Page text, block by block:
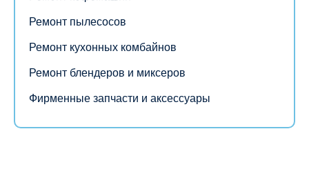
Ремонт пылесосов
Ремонт кухонных комбайнов
Ремонт блендеров и миксеров
Фирменные запчасти и аксессуары